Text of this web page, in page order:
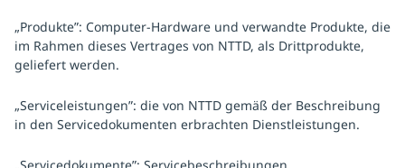
„Produkte”: Computer-Hardware und verwandte Produkte, die
im Rahmen dieses Vertrages von NTTD, als Drittprodukte,
geliefert werden.
„Serviceleistungen”: die von NTTD gemäß der Beschreibung
in den Servicedokumenten erbrachten Dienstleistungen.